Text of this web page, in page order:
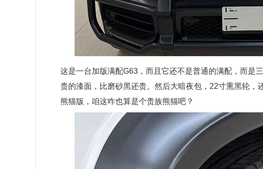
这是一台加版满配G63，而且它还不是普通的满配，而是
贵的漆面，比磨砂黑还贵。然后大暗夜包，22寸熏黑轮，
熊猫版，咱这咋也算是个贵族熊猫吧？